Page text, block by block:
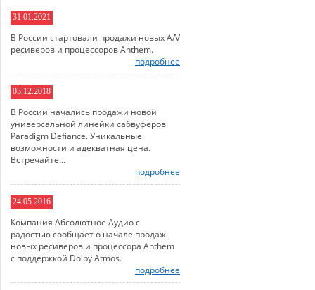
31.01.2021
В России стартовали продажи новых A/V
ресиверов и процессоров Anthem.
подробнее
03.12.2018
В России начались продажи новой
универсальной линейки сабвуферов
Paradigm Defiance. Уникальные
возможности и адекватная цена.
Встречайте...
подробнее
24.05.2016
Компания Абсолютное Аудио с
радостью сообщает о начале продаж
новых ресиверов и процессора Anthem
с поддержкой Dolby Atmos.
подробнее